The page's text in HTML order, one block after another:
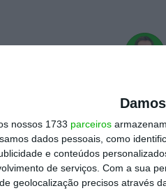
nossos 1733 parceiros
dados pessoais, como
e conteúdos
de serviços. Com a sua
geolocalização precisos através
Assine